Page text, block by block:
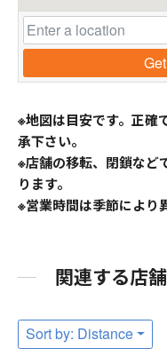
※地図は目安です。正確
承下さい。
※店舗の移転、閉鎖など
ります。
※営業時間は季節により
関連する店舗
Sort by: Distance